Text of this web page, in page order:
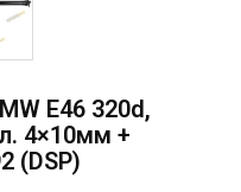
E46 320d,
4×10мм +
(DSP)